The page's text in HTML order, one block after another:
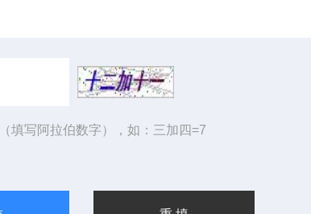
填写阿拉伯数字），如：三加四=7